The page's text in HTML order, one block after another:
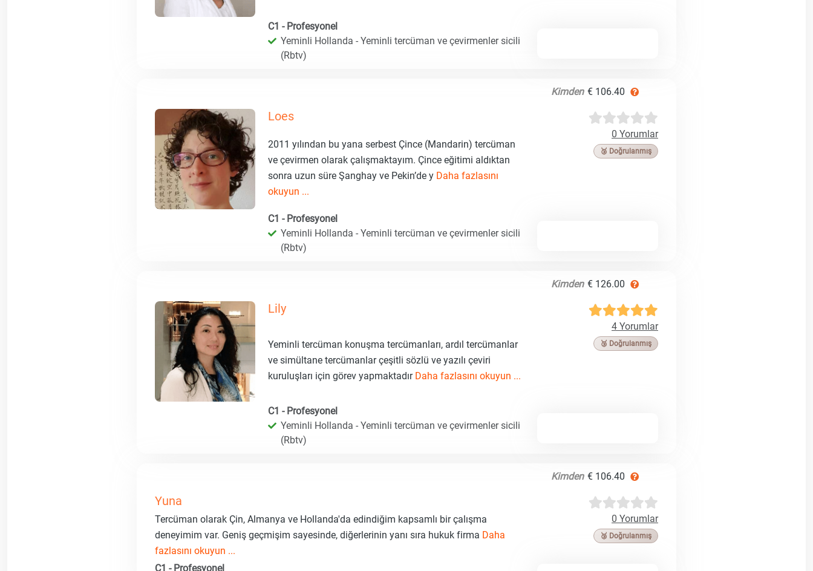
C1 - Profesyonel
Yeminli Hollanda - Yeminli tercüman ve çevirmenler sicili
(Rbtv)
Kimden € 106.40
Loes
0 Yorumlar
🥉 Doğrulanmış
2011 yılından bu yana serbest Çince (Mandarin) tercüman
ve çevirmen olarak çalışmaktayım. Çince eğitimi aldıktan
sonra uzun süre Şanghay ve Pekin’de y Daha fazlasını
okuyun ...
C1 - Profesyonel
Yeminli Hollanda - Yeminli tercüman ve çevirmenler sicili
(Rbtv)
Kimden € 126.00
Lily
4 Yorumlar
🥉 Doğrulanmış
Yeminli tercüman konuşma tercümanları, ardıl tercümanlar
ve simültane tercümanlar çeşitli sözlü ve yazılı çeviri
kuruluşları için görev yapmaktadır Daha fazlasını okuyun ...
C1 - Profesyonel
Yeminli Hollanda - Yeminli tercüman ve çevirmenler sicili
(Rbtv)
Kimden € 106.40
Yuna
0 Yorumlar
🥉 Doğrulanmış
Tercüman olarak Çin, Almanya ve Hollanda'da edindiğim kapsamlı bir çalışma
deneyimim var. Geniş geçmişim sayesinde, diğerlerinin yanı sıra hukuk firma Daha
fazlasını okuyun ...
C1 - Profesyonel